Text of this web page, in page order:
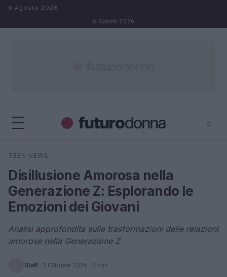
Salta al contenuto
6 Agosto 2026
6 Agosto 2026
⌕
Cerca
TEEN NEWS
Disillusione Amorosa nella
Generazione Z: Esplorando le
Emozioni dei Giovani
Analisi approfondita sulle trasformazioni delle relazioni
amorose nella Generazione Z
Staff · 2 Ottobre 2025 · 3 min